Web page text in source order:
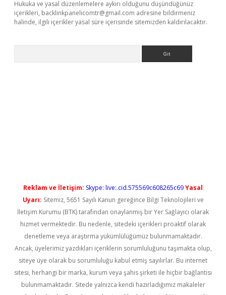
Hukuka ve yasal düzenlemelere aykırı olduğunu düşündüğünüz
içerikleri, backlinkpanelicomtr@gmail.com adresine bildirmeniz
halinde, ilgili içerikler yasal süre içerisinde sitemizden kaldırılacaktır.
Reklam ve İletişim: Skype: live:.cid.575569c608265c69Yasal
Uyarı: Sitemiz, 5651 Sayılı Kanun gereğince Bilgi Teknolojileri ve
İletişim Kurumu (BTK) tarafından onaylanmış bir Yer Sağlayıcı olarak
hizmet vermektedir. Bu nedenle, sitedeki içerikleri proaktif olarak
denetleme veya araştırma yükümlülüğümüz bulunmamaktadır.
Ancak, üyelerimiz yazdıkları içeriklerin sorumluluğunu taşımakta olup,
siteye üye olarak bu sorumluluğu kabul etmiş sayılırlar. Bu internet
sitesi, herhangi bir marka, kurum veya şahıs şirketi ile hiçbir bağlantısı
bulunmamaktadır. Sitede yalnızca kendi hazırladığımız makaleler